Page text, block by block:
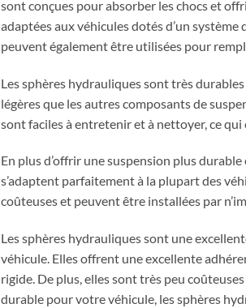
sont conçues pour absorber les chocs et
adaptées aux véhicules dotés d’un
peuvent également être utilisées pour
Les sphères hydrauliques sont très
légères que les autres composants de
sont faciles à entretenir et à nettoyer, ce
En plus d’offrir une suspension plus
s’adaptent parfaitement à la plupart des
coûteuses et peuvent être installées par
Les sphères hydrauliques sont une
véhicule. Elles offrent une excellente
rigide. De plus, elles sont très peu
durable pour votre véhicule, les sphères